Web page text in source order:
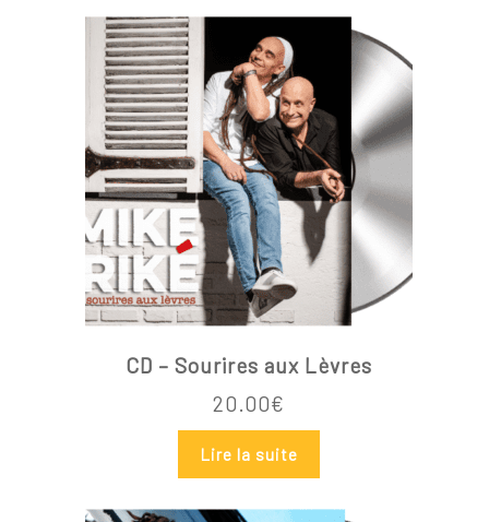
CD – Sourires aux Lèvres
20.00€
Lire la suite